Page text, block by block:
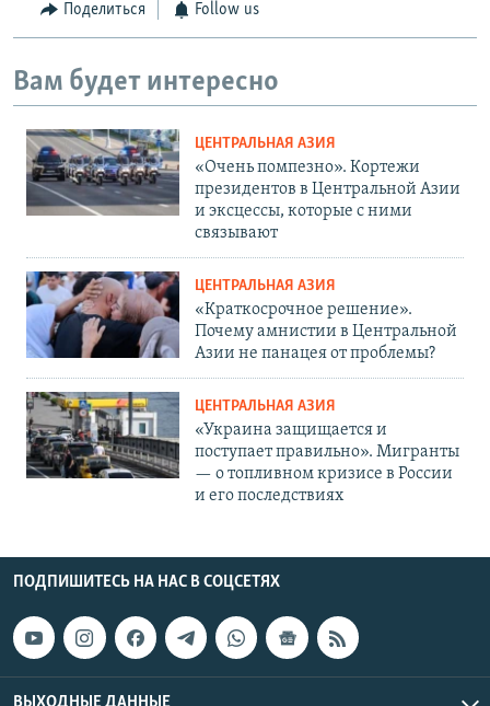
Поделиться Follow us
Вам будет интересно
ЦЕНТРАЛЬНАЯ АЗИЯ
«Очень помпезно». Кортежи
президентов в Центральной Азии
и эксцессы, которые с ними
связывают
ЦЕНТРАЛЬНАЯ АЗИЯ
«Краткосрочное решение».
Почему амнистии в Центральной
Азии не панацея от проблемы?
ЦЕНТРАЛЬНАЯ АЗИЯ
«Украина защищается и
поступает правильно». Мигранты
— о топливном кризисе в России
и его последствиях
ПОДПИШИТЕСЬ НА НАС В СОЦСЕТЯХ
ВЫХОДНЫЕ ДАННЫЕ